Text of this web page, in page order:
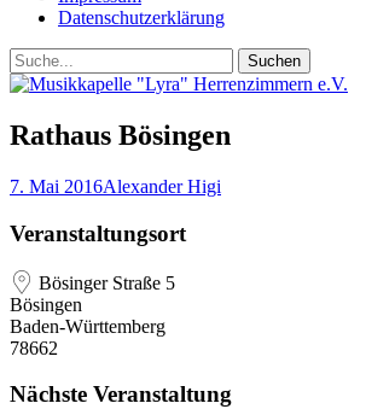
Datenschutzerklärung
Suchen
Suchen
nach:
Rathaus Bösingen
Posted
7. Mai 2016Autor
Alexander Higi
Veranstaltungsort
Bösinger Straße 5
Bösingen
Baden-Württemberg
78662
Nächste Veranstaltung